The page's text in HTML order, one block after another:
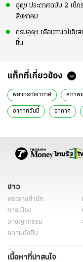
อุตุฯ ประกาศฉบับ 2 เช็
สิงหาคม
กรมอุตุฯ เตือนแนวโน้ม
ขึ้น
แท็กที่เกี่ยวข้อง
พยากรณ์อากาศ สภาพ
อากาศวันนี้ อากาศ
ข่าว
พระราชสำนัก
การเมือง
อาชญากรรม
ความยั่งยืน
เนื้อหาที่น่าสนใจ